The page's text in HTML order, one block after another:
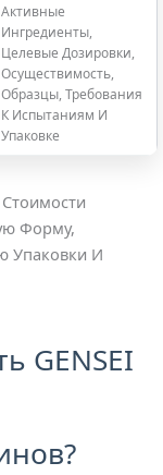
Активные
Ингредиенты,
Целевые Дозировки,
Осуществимость,
Образцы, Требования
К Испытаниям И
Упаковке
Форму,
Упаковки И
GENSEI